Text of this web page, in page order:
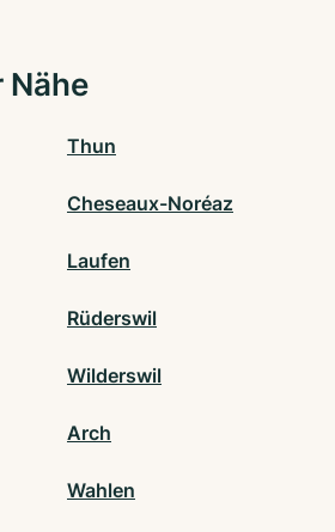
Nähe
Thun
Cheseaux-Noréaz
Laufen
Rüderswil
Wilderswil
Arch
Wahlen